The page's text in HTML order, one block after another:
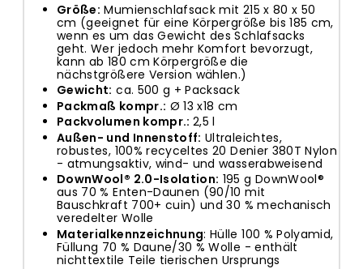
Größe: Mumienschlafsack mit 215 x 80 x 50
cm (geeignet für eine Körpergröße bis 185 cm,
wenn es um das Gewicht des Schlafsacks
geht. Wer jedoch mehr Komfort bevorzugt,
kann ab 180 cm Körpergröße die
nächstgrößere Version wählen.)
Gewicht: ca. 500 g + Packsack
Packmaß kompr.: Ø 13 x18 cm
Packvolumen kompr.: 2,5 l
Außen- und Innenstoff: Ultraleichtes,
robustes, 100% recyceltes 20 Denier 380T Nylon
- atmungsaktiv, wind- und wasserabweisend
DownWool® 2.0-Isolation: 195 g DownWool®
aus 70 % Enten-Daunen (90/10 mit
Bauschkraft 700+ cuin) und 30 % mechanisch
veredelter Wolle
Materialkennzeichnung: Hülle 100 % Polyamid,
Füllung 70 % Daune/30 % Wolle - enthält
nichttextile Teile tierischen Ursprungs